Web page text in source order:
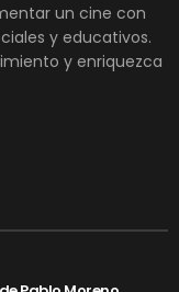
un cine con
y educativos.
y enriquezca